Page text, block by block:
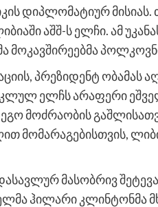
დიპლომატიურ
აშშ-ს ელჩი. ამ
მოკავშირეებმა
პრეზიდენტ ობამას
ელჩს არაფერი
მოძრაობის
მომარაგებისთვის,
მასობრივ
ჰილარი კლინტონმა